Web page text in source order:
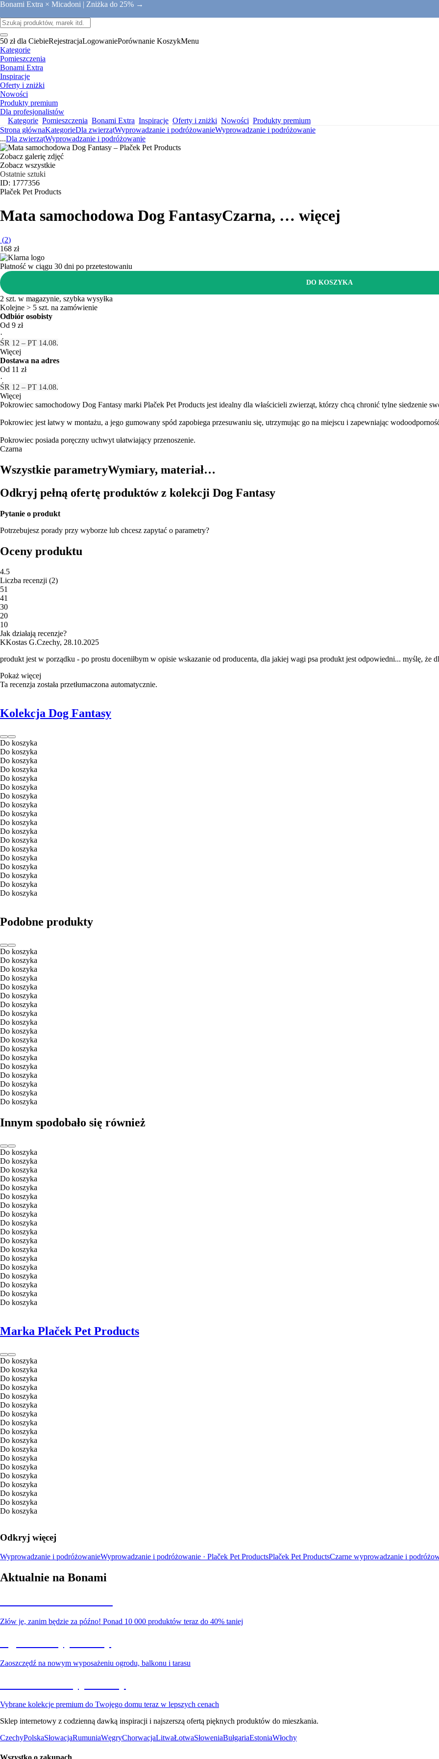
Bonami Extra × Micadoni | Zniżka do 25% →
50 zł dla CiebieRejestracjaLogowaniePorównanie KoszykMenu
Kategorie
Pomieszczenia
Bonami Extra
Inspiracje
Oferty i zniżki
Nowości
Produkty premium
Dla profesjonalistów
Kategorie Pomieszczenia Bonami Extra Inspiracje Oferty i zniżki Nowości Produkty premium
Strona głównaKategorieDla zwierzątWyprowadzanie i podróżowanieWyprowadzanie i podróżowanie
...Dla zwierzątWyprowadzanie i podróżowanie
Zobacz galerię zdjęć
Zobacz wszystkie
Ostatnie sztuki
ID: 1777356
Plaček Pet Products
Mata samochodowa Dog FantasyCzarna, … więcej
(2)
168 zł
Płatność w ciągu 30 dni po przetestowaniu
DO KOSZYKA
2 szt. w magazynie, szybka wysyłka
Kolejne > 5 szt. na zamówienie
Odbiór osobisty
Od 9 zł
·
ŚR 12 – PT 14.08.
Więcej
Dostawa na adres
Od 11 zł
·
ŚR 12 – PT 14.08.
Więcej
Pokrowiec samochodowy Dog Fantasy marki Plaček Pet Products jest idealny dla właścicieli zwierząt, którzy chcą chronić tylne siedzenie
Pokrowiec jest łatwy w montażu, a jego gumowany spód zapobiega przesuwaniu się, utrzymując go na miejscu i zapewniając
Pokrowiec posiada poręczny uchwyt ułatwiający przenoszenie.
Czarna
Wszystkie parametryWymiary, materiał…
Odkryj pełną ofertę produktów z kolekcji Dog Fantasy
Pytanie o produkt
Potrzebujesz porady przy wyborze lub chcesz zapytać o parametry?
Oceny produktu
4.5
Liczba recenzji (2)
51
41
30
20
10
Jak działają recenzje?
KKostas G.Czechy, 28.10.2025
produkt jest w porządku - po prostu doceniłbym w opisie wskazanie od producenta, dla jakiej wagi psa produkt jest odpowiedni... myślę, że
Pokaż więcej
Ta recenzja została przetłumaczona automatycznie.
Kolekcja Dog Fantasy
Do koszyka
Do koszyka
Do koszyka
Do koszyka
Do koszyka
Do koszyka
Do koszyka
Do koszyka
Do koszyka
Do koszyka
Do koszyka
Do koszyka
Do koszyka
Do koszyka
Do koszyka
Do koszyka
Do koszyka
Do koszyka
Podobne produkty
Do koszyka
Do koszyka
Do koszyka
Do koszyka
Do koszyka
Do koszyka
Do koszyka
Do koszyka
Do koszyka
Do koszyka
Do koszyka
Do koszyka
Do koszyka
Do koszyka
Do koszyka
Do koszyka
Do koszyka
Do koszyka
Innym spodobało się również
Do koszyka
Do koszyka
Do koszyka
Do koszyka
Do koszyka
Do koszyka
Do koszyka
Do koszyka
Do koszyka
Do koszyka
Do koszyka
Do koszyka
Do koszyka
Do koszyka
Do koszyka
Do koszyka
Do koszyka
Do koszyka
Marka Plaček Pet Products
Do koszyka
Do koszyka
Do koszyka
Do koszyka
Do koszyka
Do koszyka
Do koszyka
Do koszyka
Do koszyka
Do koszyka
Do koszyka
Do koszyka
Do koszyka
Do koszyka
Do koszyka
Do koszyka
Do koszyka
Do koszyka
Odkryj więcej
Wyprowadzanie i podróżowanieWyprowadzanie i podróżowanie · Plaček Pet ProductsPlaček Pet ProductsCzarne wyprowadzanie i
Aktualnie na Bonami
Złów je, zanim będzie za późno! Ponad 10 000 produktów teraz do 40% taniej
Zaoszczędź na nowym wyposażeniu ogrodu, balkonu i tarasu
Vybrane kolekcje premium do Twojego domu teraz w lepszych cenach
Sklep internetowy z codzienną dawką inspiracji i najszerszą ofertą pięknych produktów do mieszkania.
CzechyPolskaSłowacjaRumuniaWęgryChorwacjaLitwaŁotwaSłoweniaBułgariaEstoniaWłochy
Wszystko o zakupach